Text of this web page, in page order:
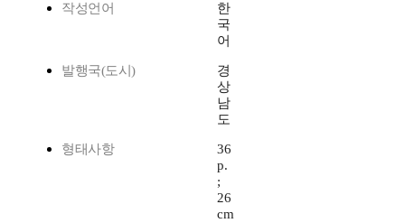
작성언어
한
국
어
발행국(도시)
경
상
남
도
형태사항
36
p.
;
26
cm